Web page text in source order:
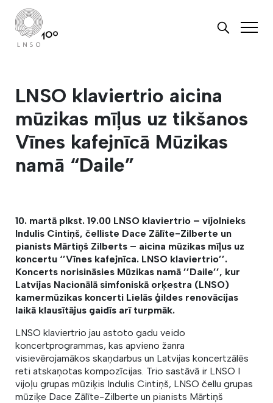
LNSO klaviertrio aicina
mūzikas mīļus uz tikšanos
Vīnes kafejnīcā Mūzikas
namā “Daile”
10. martā plkst. 19.00 LNSO klaviertrio – vijolnieks
Indulis Cintiņš, čelliste Dace Zālīte-Zilberte un
pianists Mārtiņš Zilberts – aicina mūzikas mīļus uz
koncertu ‘’Vīnes kafejnīca. LNSO klaviertrio’’.
Koncerts norisināsies Mūzikas namā ’’Daile’’, kur
Latvijas Nacionālā simfoniskā orķestra (LNSO)
kamermūzikas koncerti Lielās ģildes renovācijas
laikā klausītājus gaidīs arī turpmāk.
LNSO klaviertrio jau astoto gadu veido
koncertprogrammas, kas apvieno žanra
visievērojamākos skaņdarbus un Latvijas koncertzālēs
reti atskaņotas kompozīcijas. Trio sastāvā ir LNSO I
vijoļu grupas mūziķis Indulis Cintiņš, LNSO čellu grupas
mūziķe Dace Zālīte-Zilberte un pianists Mārtiņš